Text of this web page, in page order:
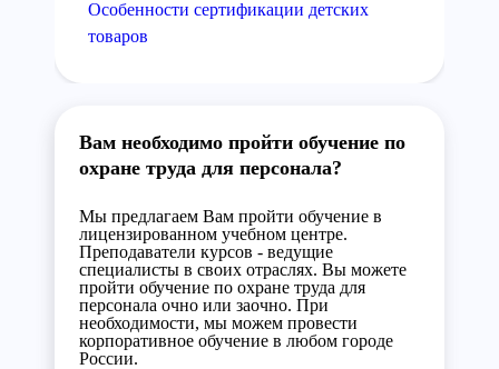
Особенности сертификации детских
товаров
Вам необходимо пройти обучение по
охране труда для персонала?
Мы предлагаем Вам пройти обучение в
лицензированном учебном центре.
Преподаватели курсов - ведущие
специалисты в своих отраслях. Вы можете
пройти обучение по охране труда для
персонала очно или заочно. При
необходимости, мы можем провести
корпоративное обучение в любом городе
России.